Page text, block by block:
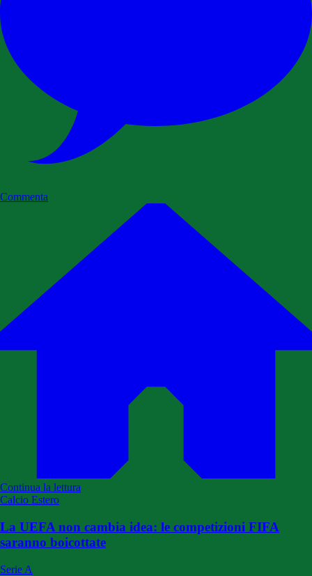
Commenta
Continua la lettura
Calcio Estero
La UEFA non cambia idea: le competizioni FIFA
saranno boicottate
Serie A